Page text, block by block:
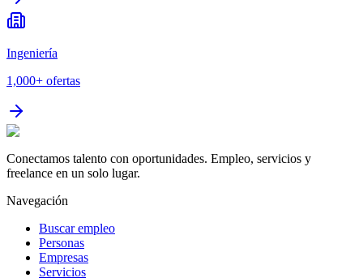
Ingeniería
1,000+ ofertas
Conectamos talento con oportunidades. Empleo, servicios y
freelance en un solo lugar.
Navegación
Buscar empleo
Personas
Empresas
Servicios